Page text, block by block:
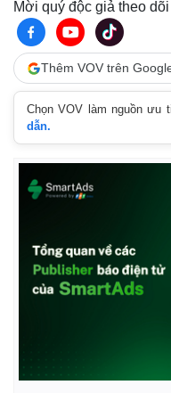
Kinh tế
Mời quý độc giả theo
Thêm VOV trên
Chọn VOV làm nguồn ưu
dẫn.